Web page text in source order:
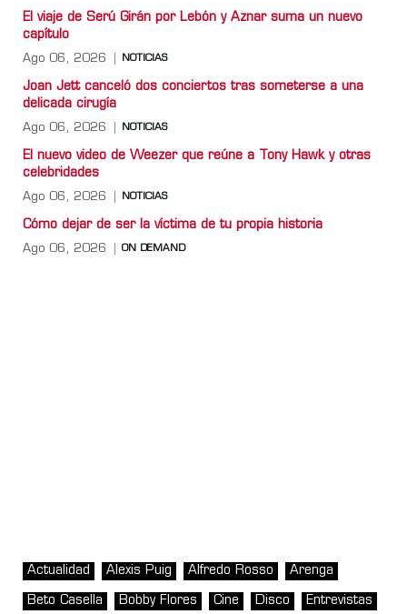
El viaje de Serú Girán por Lebón y Aznar suma un nuevo
capítulo
Ago 06, 2026 NOTICIAS
Joan Jett canceló dos conciertos tras someterse a una
delicada cirugía
Ago 06, 2026 NOTICIAS
El nuevo video de Weezer que reúne a Tony Hawk y otras
celebridades
Ago 06, 2026 NOTICIAS
Cómo dejar de ser la víctima de tu propia historia
Ago 06, 2026 ON DEMAND
Actualidad Alexis Puig Alfredo Rosso Arenga
Beto Casella Bobby Flores Cine Disco Entrevistas